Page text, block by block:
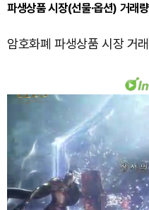
파생상품 시장(선물·옵션) 거래
암호화폐 파생상품 시장 거